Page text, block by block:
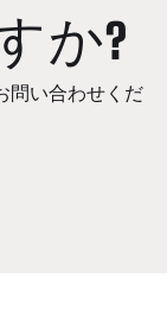
か?
問い合わせくだ